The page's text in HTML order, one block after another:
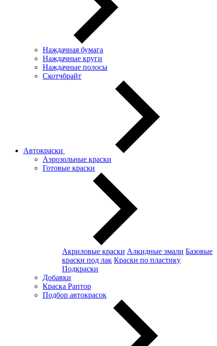
Наждачная бумага
Наждачные круги
Наждачные полосы
Скотчбрайт
Автокраски
Аэрозольные краски
Готовые краски
Акриловые краски Алкидные эмали Базовые
краски под лак Краски по пластику
Подкраски
Добавки
Краска Раптор
Подбор автокрасок